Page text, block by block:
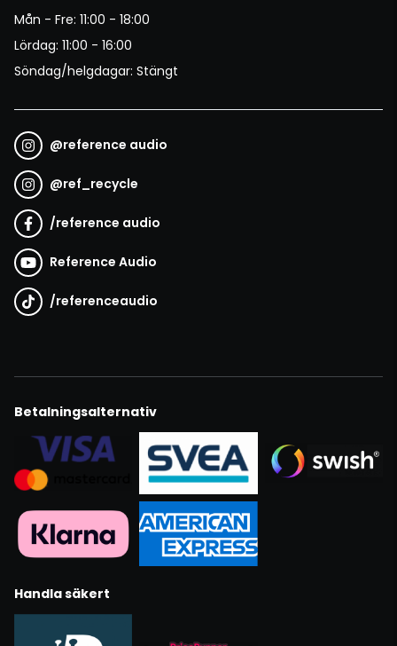
Mån - Fre: 11:00 - 18:00
Lördag: 11:00 - 16:00
Söndag/helgdagar: Stängt
@reference audio
@ref_recycle
/reference audio
Reference Audio
/referenceaudio
Betalningsalternativ
Handla säkert